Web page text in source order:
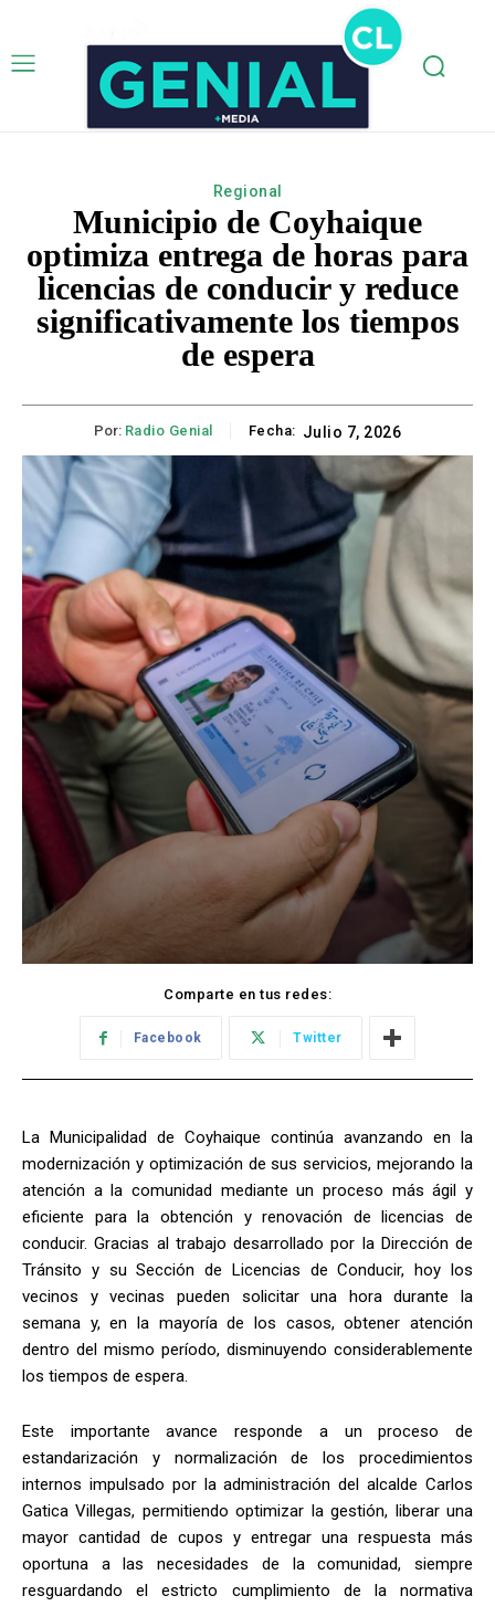
Regional
Municipio de Coyhaique
optimiza entrega de horas para
licencias de conducir y reduce
significativamente los tiempos
de espera
Por: Radio Genial Fecha: Julio 7, 2026
Comparte en tus redes:
Facebook Twitter
La Municipalidad de Coyhaique continúa avanzando en la
modernización y optimización de sus servicios, mejorando la
atención a la comunidad mediante un proceso más ágil y
eficiente para la obtención y renovación de licencias de
conducir. Gracias al trabajo desarrollado por la Dirección de
Tránsito y su Sección de Licencias de Conducir, hoy los
vecinos y vecinas pueden solicitar una hora durante la
semana y, en la mayoría de los casos, obtener atención
dentro del mismo período, disminuyendo considerablemente
los tiempos de espera.
Este importante avance responde a un proceso de
estandarización y normalización de los procedimientos
internos impulsado por la administración del alcalde Carlos
Gatica Villegas, permitiendo optimizar la gestión, liberar una
mayor cantidad de cupos y entregar una respuesta más
oportuna a las necesidades de la comunidad, siempre
resguardando el estricto cumplimiento de la normativa